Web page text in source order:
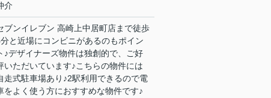
介
ブンイレブン 高崎上中居町店まで徒歩
と近場にコンビニがあるのもポイン
♪デザイナーズ物件は独創的で、ご好
いただいています♪こちらの物件には
走式駐車場あり♪2駅利用できるので電
をよく使う方におすすめな物件です♪